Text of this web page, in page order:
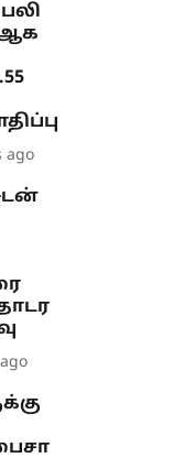
ago